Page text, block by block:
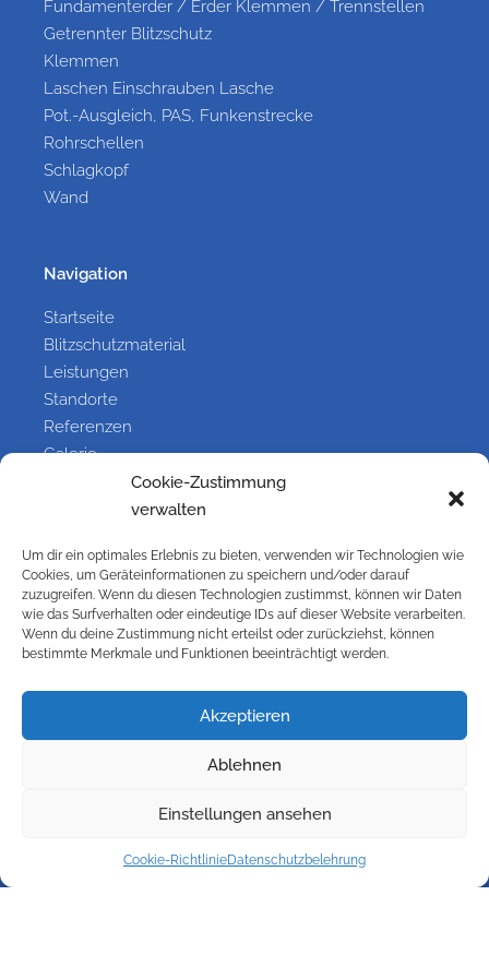
Cookie-Zustimmung
verwalten
Um dir ein optimales Erlebnis zu bieten, verwenden wir Technologien wie
Cookies, um Geräteinformationen zu speichern und/oder darauf
zuzugreifen. Wenn du diesen Technologien zustimmst, können wir Daten
wie das Surfverhalten oder eindeutige IDs auf dieser Website verarbeiten.
Wenn du deine Zustimmung nicht erteilst oder zurückziehst, können
bestimmte Merkmale und Funktionen beeinträchtigt werden.
Akzeptieren
Ablehnen
Einstellungen ansehen
Cookie-RichtlinieDatenschutzbelehrung
Fundamenterder / Erder Klemmen / Trennstellen
Getrennter Blitzschutz
Klemmen
Laschen Einschrauben Lasche
Pot.-Ausgleich, PAS, Funkenstrecke
Rohrschellen
Schlagkopf
Wand
Navigation
Startseite
Blitzschutzmaterial
Leistungen
Standorte
Referenzen
Galerie
Information
Kontakt
Impressum
Versandbedingungen
Cookie-Richtlinie (EU)
Datenschutzbelehrung